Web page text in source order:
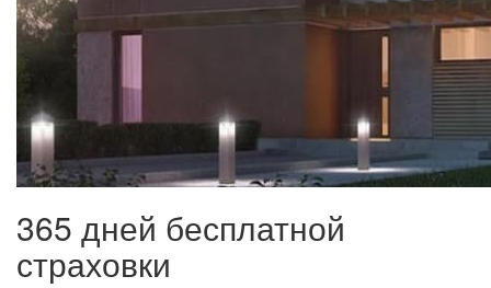
365 дней бесплатной
страховки